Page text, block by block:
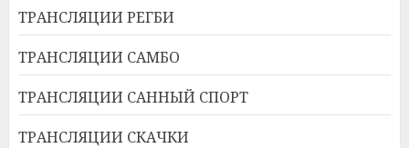
ТРАНСЛЯЦИИ РЕГБИ
ТРАНСЛЯЦИИ САМБО
ТРАНСЛЯЦИИ САННЫЙ СПОРТ
ТРАНСЛЯЦИИ СКАЧКИ